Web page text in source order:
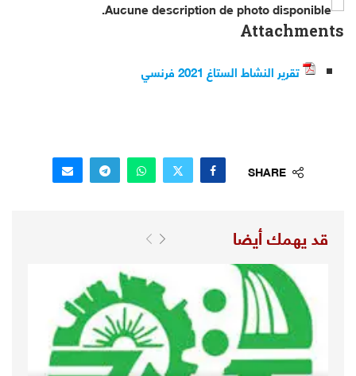
Attachments
تقرير النشاط الستاغ 2021 فرنسي
SHARE
قد يهمك أيضا